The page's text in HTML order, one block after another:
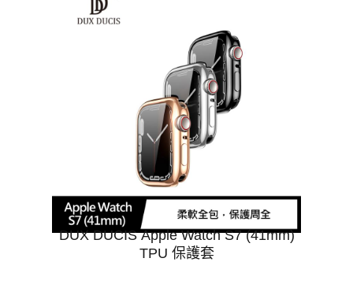
DUX DUCIS Apple Watch S7 (41mm)
TPU 保護套